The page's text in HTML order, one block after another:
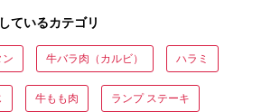
ているカテゴリ
ン 牛バラ肉（カルビ） ハラミ
牛もも肉 ランプ ステーキ